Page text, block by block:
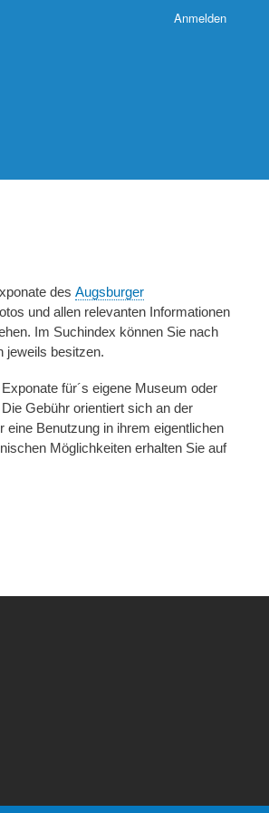
Anmelden
des Augsburger
und allen relevanten Informationen
Im Suchindex können Sie nach
jeweils besitzen.
für´s eigene Museum oder
Gebühr orientiert sich an der
Benutzung in ihrem eigentlichen
Möglichkeiten erhalten Sie auf